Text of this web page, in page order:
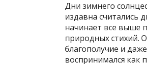
Дни зимнего
издавна считались
начинает все выше
природных стихий.
благополучие и
воспринимался как